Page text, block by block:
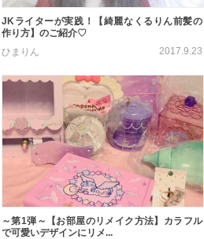
JKライターが実践！【綺麗なくるりん前髪の
作り方】のご紹介♡
ひまりん
2017.9.23
～第1弾～【お部屋のリメイク方法】カラフル
で可愛いデザインにリメ...